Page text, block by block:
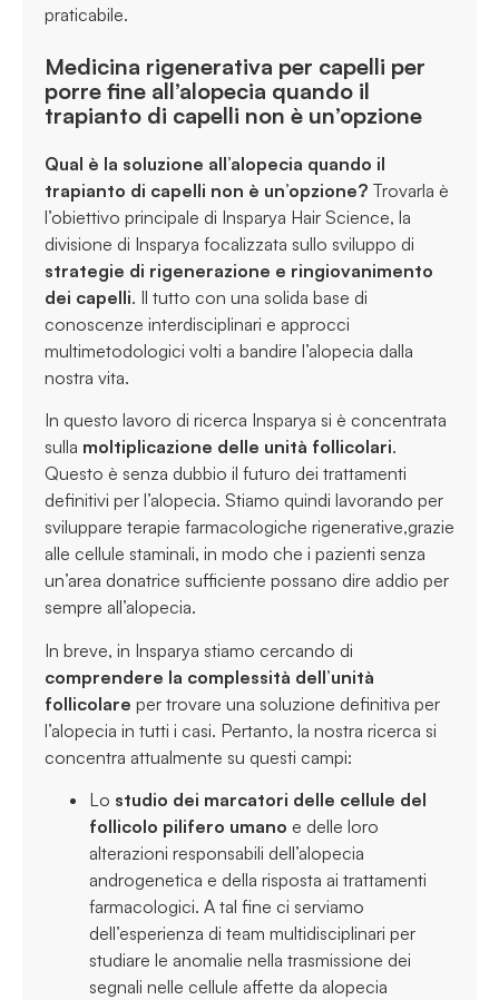
praticabile.
Medicina rigenerativa per capelli per
porre fine all’alopecia quando il
trapianto di capelli non è un’opzione
Qual è la soluzione all’alopecia quando il
trapianto di capelli non è un’opzione? Trovarla è
l’obiettivo principale di Insparya Hair Science, la
divisione di Insparya focalizzata sullo sviluppo di
strategie di rigenerazione e ringiovanimento
dei capelli. Il tutto con una solida base di
conoscenze interdisciplinari e approcci
multimetodologici volti a bandire l’alopecia dalla
nostra vita.
In questo lavoro di ricerca Insparya si è concentrata
sulla moltiplicazione delle unità follicolari.
Questo è senza dubbio il futuro dei trattamenti
definitivi per l’alopecia. Stiamo quindi lavorando per
sviluppare terapie farmacologiche rigenerative,grazie
alle cellule staminali, in modo che i pazienti senza
un’area donatrice sufficiente possano dire addio per
sempre all’alopecia.
In breve, in Insparya stiamo cercando di
comprendere la complessità dell’unità
follicolare per trovare una soluzione definitiva per
l’alopecia in tutti i casi. Pertanto, la nostra ricerca si
concentra attualmente su questi campi:
Lo studio dei marcatori delle cellule del
follicolo pilifero umano e delle loro
alterazioni responsabili dell’alopecia
androgenetica e della risposta ai trattamenti
farmacologici. A tal fine ci serviamo
dell’esperienza di team multidisciplinari per
studiare le anomalie nella trasmissione dei
segnali nelle cellule affette da alopecia